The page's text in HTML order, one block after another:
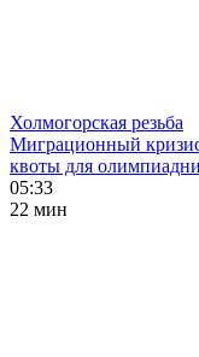
Холмогорская резьба
Миграционный кризис
квоты для
05:33
22 мин